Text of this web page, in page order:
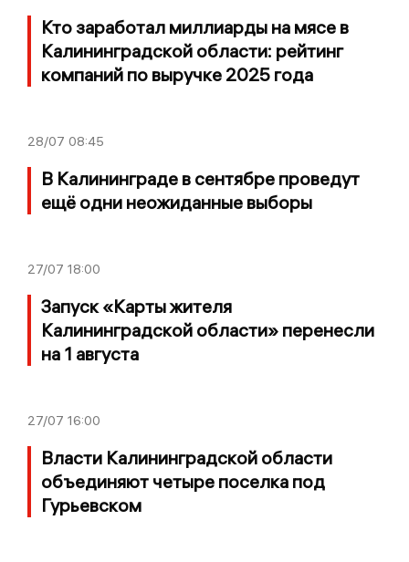
Кто заработал миллиарды на мясе в
Калининградской области: рейтинг
компаний по выручке 2025 года
28/07 08:45
В Калининграде в сентябре проведут
ещё одни неожиданные выборы
27/07 18:00
Запуск «Карты жителя
Калининградской области» перенесли
на 1 августа
27/07 16:00
Власти Калининградской области
объединяют четыре поселка под
Гурьевском